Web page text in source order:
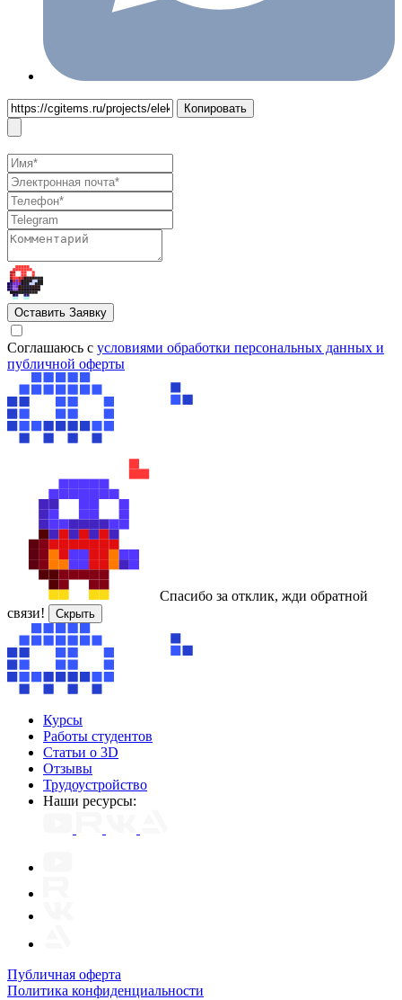
Копировать
Оставить Заявку
Cоглашаюсь с условиями обработки персональных данных и
публичной оферты
Спасибо за отклик, жди обратной
связи!
Скрыть
Курсы
Работы студентов
Статьи о 3D
Отзывы
Трудоустройство
Наши ресурсы:
Публичная оферта
Политика конфиденциальности